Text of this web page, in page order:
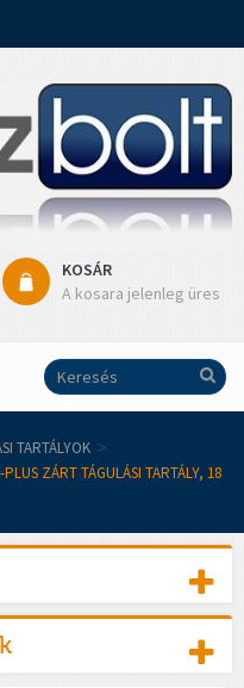
KOSÁR
A kosara jelenleg üres
TARTÁLYOK >
ZÁRT TÁGULÁSI TARTÁLY, 18